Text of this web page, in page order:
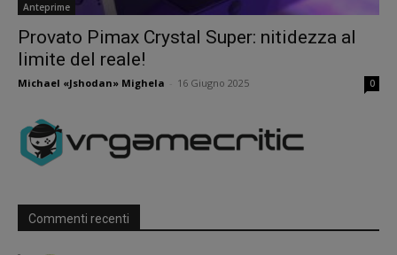
Anteprime
Provato Pimax Crystal Super: nitidezza al
limite del reale!
Michael «Jshodan» Mighela 16 Giugno 2025 0
Commenti recenti